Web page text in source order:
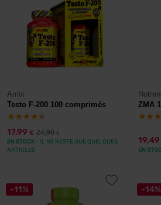
Amix
Testo F-200 100 comprimés
17,99 € 24,90€
EN STOCK - IL NE RESTE QUE QUELQUES
ARTICLES
ZMA
19,49
EN
-11% -14%